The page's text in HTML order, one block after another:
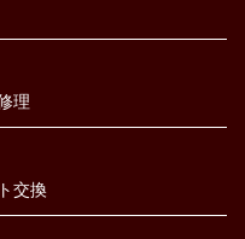
理
交換